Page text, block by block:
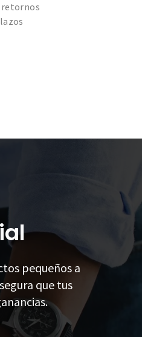
pequeños a
que tus